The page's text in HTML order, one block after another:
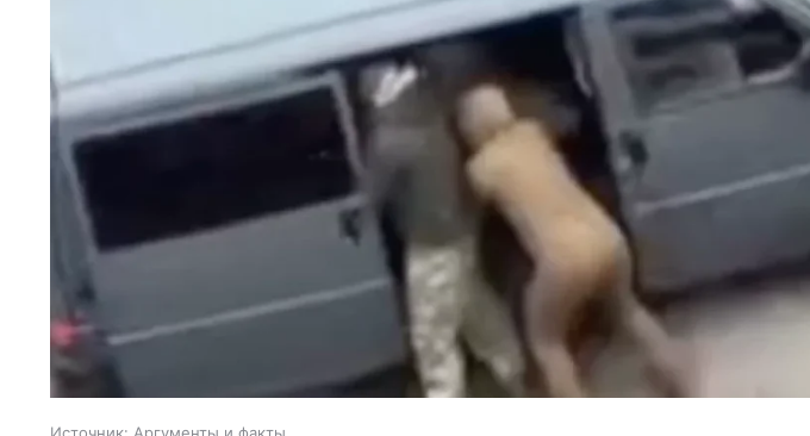
Источник: Аргументы и факты